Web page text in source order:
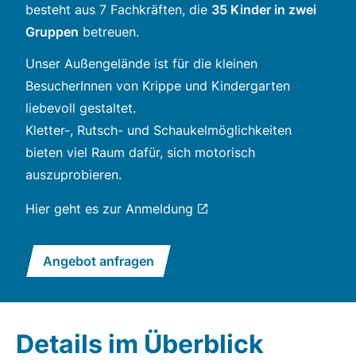
besteht aus 7 Fachkräften, die 35 Kinder in zwei
Gruppen betreuen.
Unser Außengelände ist für die kleinen
BesucherInnen von Krippe und Kindergarten
liebevoll gestaltet.
Kletter-, Rutsch- und Schaukelmöglichkeiten
bieten viel Raum dafür, sich motorisch
auszuprobieren.
Hier geht es zur Anmeldung
Angebot anfragen
Details im Überblick